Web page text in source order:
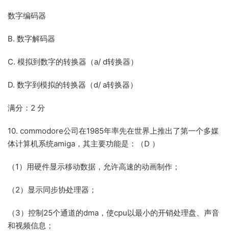
数字编码器
B. 数字解码器
C. 模拟到数字的转换器（a/ d转换器）
D. 数字到模拟的转换器（d/ a转换器）
满分：2 分
10. commodore公司在1985年率先在世界上推出了第一个多媒
体计算机系统amiga，其主要功能是：（D ）
（1）用硬件显示移动数据，允许高速的动画制作；
（2）显示同步协处理器；
（3）控制25个通道的dma，使cpu以最小的开销处理盘、声音
和视频信息；